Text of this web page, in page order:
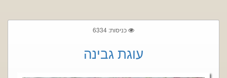
כניסות: 6334
עוגת גבינה